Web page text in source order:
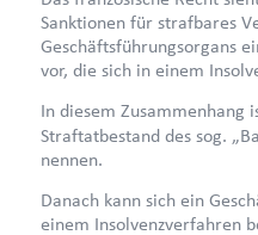
Sanktionen für strafbares
Geschäftsführungsorgans
vor, die sich in einem
In diesem Zusammenhang
Straftatbestand des sog.
nennen.
Danach kann sich ein
einem Insolvenzverfahren